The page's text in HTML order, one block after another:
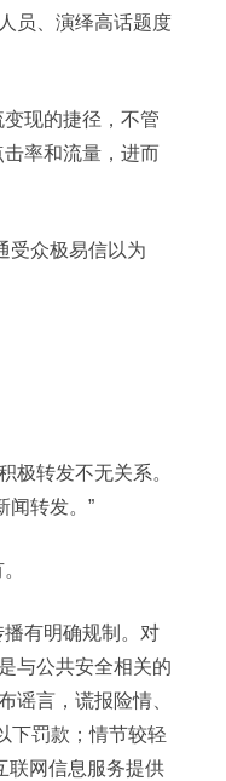
员、演绎高话题度
现的捷径，不管
率和流量，进而
受众极易信以为
转发不无关系。
闻转发。”
有明确规制。对
与公共安全相关的
谣言，谎报险情、
下罚款；情节较轻
联网信息服务提供